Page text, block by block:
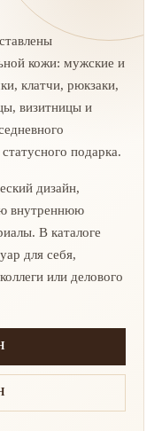
кожи: мужские и
клатчи, рюкзаки,
визитницы и
подарка.
дизайн,
внутреннюю
В каталоге
для себя,
или делового